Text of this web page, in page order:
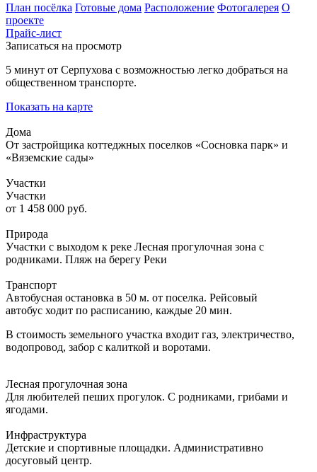
План посёлка Готовые дома Расположение Фотогалерея О
проекте
Прайс-лист
Записаться на просмотр
5 минут от Серпухова с возможностью легко добраться на
общественном транспорте.
Показать на карте
Дома
От застройщика коттеджных поселков «Сосновка парк» и
«Вяземские сады»
Участки
Участки
от 1 458 000 руб.
Природа
Участки с выходом к реке Лесная прогулочная зона с
родниками. Пляж на берегу Реки
Транспорт
Автобусная остановка в 50 м. от поселка. Рейсовый
автобус ходит по расписанию, каждые 20 мин.
В стоимость земельного участка входит газ, электричество,
водопровод, забор с калиткой и воротами.
Лесная прогулочная зона
Для любителей пеших прогулок. С родниками, грибами и
ягодами.
Инфраструктура
Детские и спортивные площадки. Административно
досуговый центр.